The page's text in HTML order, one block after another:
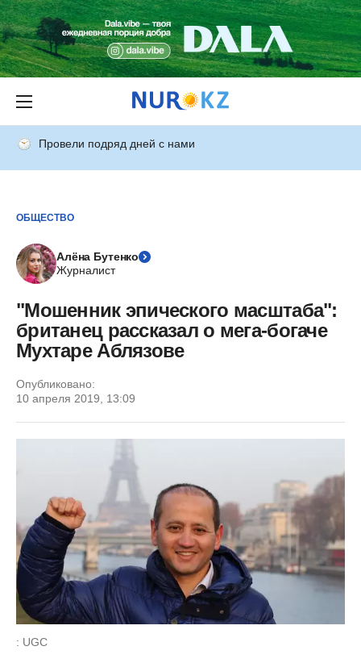
Провели подряд дней с нами
ОБЩЕСТВО
Алёна Бутенко
Журналист
"Мошенник эпического масштаба":
британец рассказал о мега-богаче
Мухтаре Аблязове
Опубликовано:
10 апреля 2019, 13:09
: UGC